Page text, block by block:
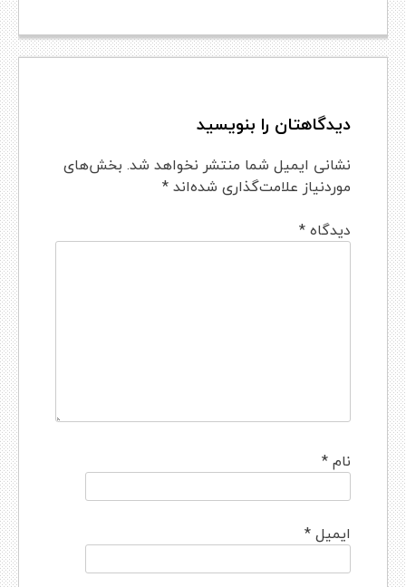
دیدگاهتان را بنویسید
نشانی ایمیل شما منتشر نخواهد شد. بخش‌های
موردنیاز علامت‌گذاری شده‌اند*
دیدگاه*
نام*
ایمیل*